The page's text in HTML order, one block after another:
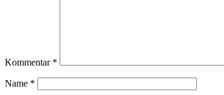
Kommentar *
Name *